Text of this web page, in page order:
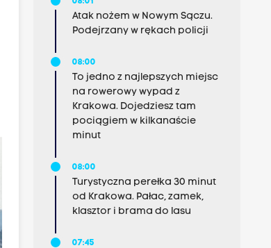
Atak nożem w Nowym Sączu.
Podejrzany w rękach policji
08:00
To jedno z najlepszych miejsc
na rowerowy wypad z
Krakowa. Dojedziesz tam
pociągiem w kilkanaście
minut
08:00
Turystyczna perełka 30 minut
od Krakowa. Pałac, zamek,
klasztor i brama do lasu
07:45